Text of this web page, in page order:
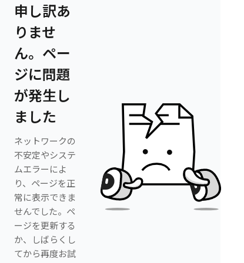
申し訳あ
りませ
ん。ペー
ジに問題
が発生し
ました
ネットワークの
不安定やシステ
ムエラーによ
り、ページを正
常に表示できま
せんでした。ペ
ージを更新する
か、しばらくし
てから再度お試